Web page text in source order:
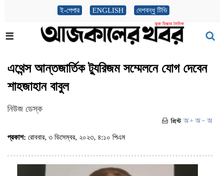
ই-পেপার ENGLISH দেশবন্ধু টিভি
এথেন্স আন্তজার্তিক ট্যুরিজম সম্মেলনে যোগ দেবেন
শাহজাহান বাবুল
নিউজ ডেস্ক
প্রকাশ: রোববার, ৩ ডিসেম্বর, ২০২৩, ৪:১০ পিএম